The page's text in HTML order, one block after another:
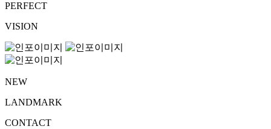
PERFECT
VISION
NEW
LANDMARK
CONTACT